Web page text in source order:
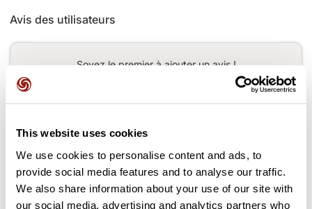
This website uses cookies
We use cookies to personalise content and ads, to
provide social media features and to analyse our traffic.
We also share information about your use of our site with
our social media, advertising and analytics partners who
Avis des utilisateurs
Soyez le premier à ajouter un avis !
Cols le long du parcours